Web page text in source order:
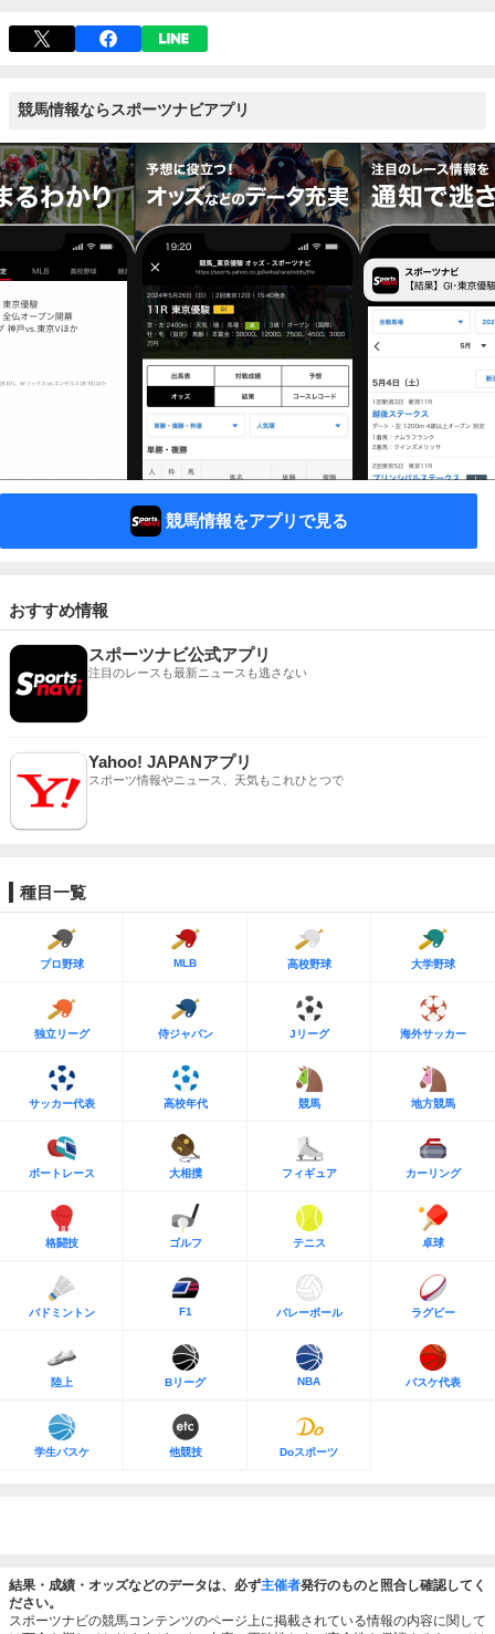
競馬情報ならスポーツナビアプリ
競馬情報をアプリで見る
おすすめ情報
スポーツナビ公式アプリ
注目のレースも最新ニュースも逃さない
Yahoo! JAPANアプリ
スポーツ情報やニュース、天気もこれひとつで
種目一覧
プロ野球 MLB 高校野球 大学野球
独立リーグ 侍ジャパン Jリーグ 海外サッカー
サッカー代表 高校年代 競馬 地方競馬
ボートレース 大相撲 フィギュア カーリング
格闘技 ゴルフ テニス 卓球
バドミントン F1 バレーボール ラグビー
陸上 Bリーグ NBA バスケ代表
学生バスケ 他競技 Doスポーツ
結果・成績・オッズなどのデータは、必ず主催者発行のものと照合し確認してく
ださい。
スポーツナビの競馬コンテンツのページ上に掲載されている情報の内容に関して